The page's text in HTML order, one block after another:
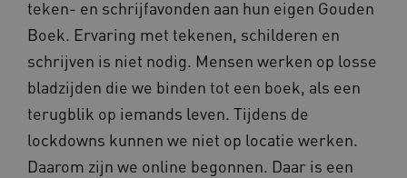
teken- en schrijfavonden aan hun eigen Gouden
Boek. Ervaring met tekenen, schilderen en
schrijven is niet nodig. Mensen werken op losse
bladzijden die we binden tot een boek, als een
terugblik op iemands leven. Tijdens de
lockdowns kunnen we niet op locatie werken.
Daarom zijn we online begonnen. Daar is een